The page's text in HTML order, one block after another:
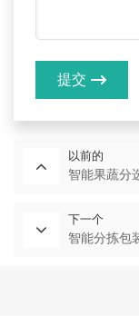
提交
以前的
智能果蔬分
下一个
智能分拣包